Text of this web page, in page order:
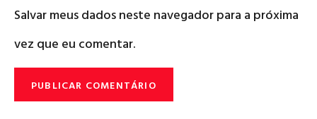
Salvar meus dados neste navegador para a próxima
vez que eu comentar.